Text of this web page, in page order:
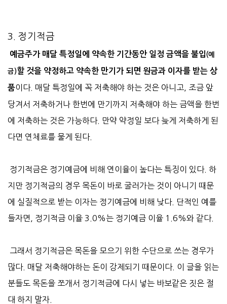
3. 정기적금
예금주가 매달 특정일에 약속한 기간동안 일정 금액을 불입(예
금)할 것을 약정하고 약속한 만기가 되면 원금과 이자를 받는 상
품이다. 매달 특정일에 꼭 저축해야 하는 것은 아니고, 조금 앞
당겨서 저축하거나 한번에 만기까지 저축해야 하는 금액을 한번
에 저축하는 것은 가능하다. 만약 약정일 보다 늦게 저축하게 된
다면 연체료를 물게 된다.
정기적금은 정기예금에 비해 연이율이 높다는 특징이 있다. 하
지만 정기적금의 경우 목돈이 바로 굴러가는 것이 아니기 때문
에 실질적으로 받는 이자는 정기예금에 비해 낮다. 단적인 예를
들자면, 정기적금 이율 3.0%는 정기예금 이율 1.6%와 같다.
그래서 정기적금은 목돈을 모으기 위한 수단으로 쓰는 경우가
많다. 매달 저축해야하는 돈이 강제되기 때문이다. 이 글을 읽는
분들도 목돈을 쪼개서 정기적금에 다시 넣는 바보같은 짓은 절
대 하지 말자.